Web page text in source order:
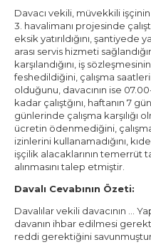
Davacı vekili, müvekkili işçinin
3. havalimanı projesinde
eksik yatırıldığını, şantiyede
arası servis hizmeti
karşılandığını, iş
feshedildiğini, çalışma
olduğunu, davacının ise
kadar çalıştğını, haftanın 7
günlerinde çalışma karşılığı
ücretin ödenmediğini,
izinlerini kullanamadığını,
işçilik alacaklarının temerrüt
alınmasını talep etmiştir.
Davalı Cevabının Özeti:
Davalılar vekili davacının …
davanın ihbar edilmesi
reddi gerektiğini